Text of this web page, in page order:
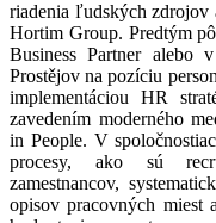
riadenia ľudských zdrojov
Hortim Group. Predtým
Business Partner alebo
Prostějov na pozíciu
implementáciou HR
zavedením moderného
in People. V
procesy, ako sú
zamestnancov,
opisov pracovných miest